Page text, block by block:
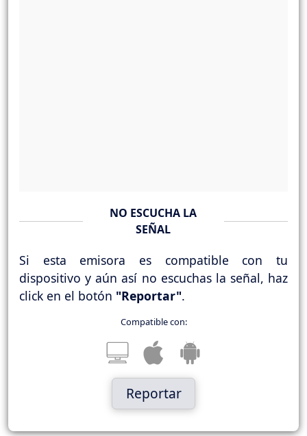
NO ESCUCHA LA
SEÑAL
Si esta emisora es compatible con tu
dispositivo y aún así no escuchas la señal, haz
click en el botón "Reportar".
Compatible con:
Reportar